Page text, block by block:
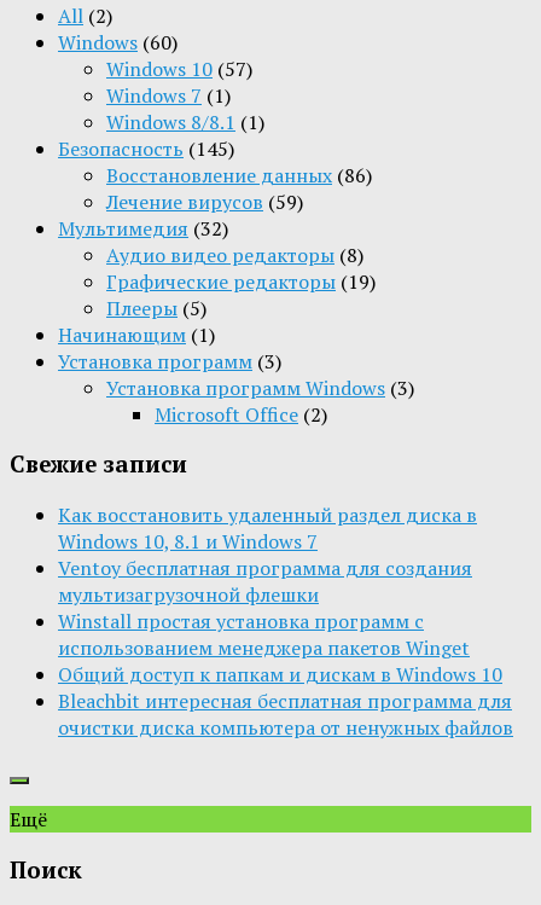
All (2)
Windows (60)
Windows 10 (57)
Windows 7 (1)
Windows 8/8.1 (1)
Безопасность (145)
Восстановление данных (86)
Лечение вирусов (59)
Мультимедия (32)
Aудио видео редакторы (8)
Графические редакторы (19)
Плееры (5)
Начинающим (1)
Установка программ (3)
Установка программ Windows (3)
Microsoft Office (2)
Свежие записи
Как восстановить удаленный раздел диска в
Windows 10, 8.1 и Windows 7
Ventoy бесплатная программа для создания
мультизагрузочной флешки
Winstall простая установка программ с
использованием менеджера пакетов Winget
Общий доступ к папкам и дискам в Windows 10
Bleachbit интересная бесплатная программа для
очистки диска компьютера от ненужных файлов
Ещё
Поиск